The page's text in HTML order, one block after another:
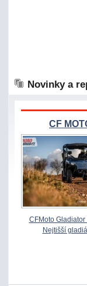
Novinky a
CF
CFMoto Gladiator
Nejtišší